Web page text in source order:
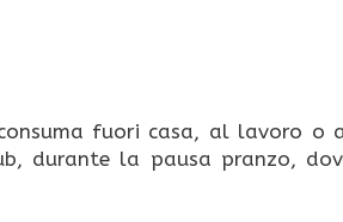
fuori casa, al lavoro o
durante la pausa pranzo,